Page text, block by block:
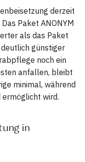
derzeit
Paket ANONYM
als das Paket
günstiger
noch ein
anfallen, bleibt
minimal, während
wird.
in